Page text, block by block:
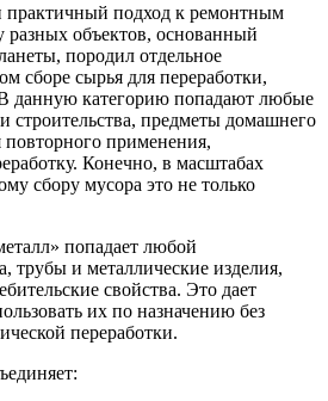
подход к ремонтным
разных объектов, основанный
породил отдельное
сборе сырья для переработки,
данную категорию попадают любые
строительства, предметы домашнего
применения,
Конечно, в масштабах
сбору мусора это не только
попадает любой
трубы и металлические изделия,
свойства. Это дает
их по назначению без
переработки.